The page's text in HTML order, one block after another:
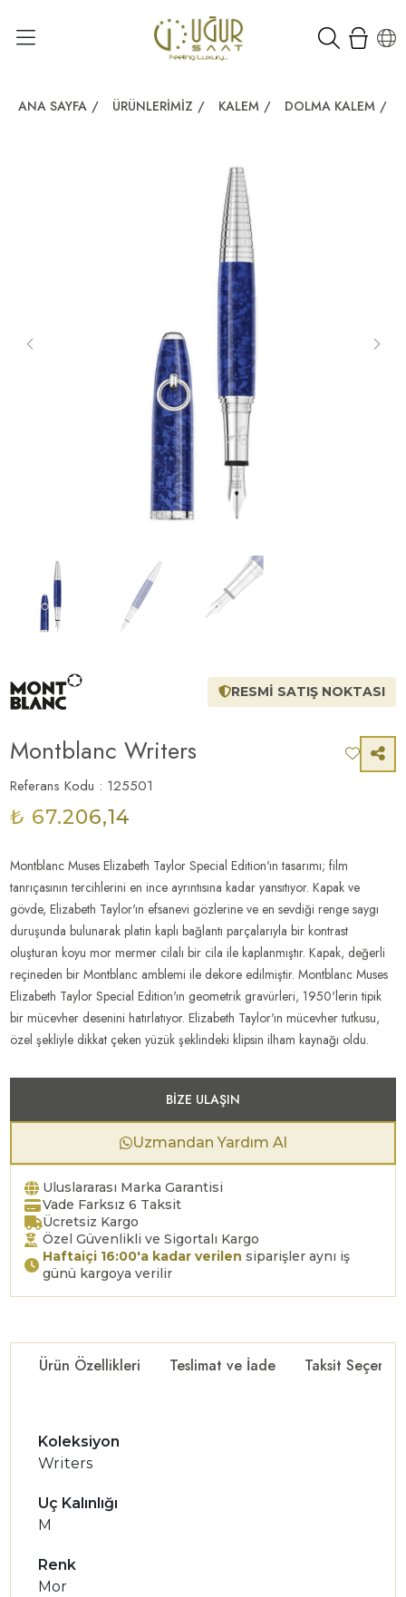
ANA SAYFA / ÜRÜNLERIMIZ / KALEM / DOLMA KALEM /
RESMİ SATIŞ NOKTASI
Montblanc Writers
Referans Kodu : 125501
₺ 67.206,14
Montblanc Muses Elizabeth Taylor Special Edition'ın tasarımı; film
tanrıçasının tercihlerini en ince ayrıntısına kadar yansıtıyor. Kapak ve
gövde, Elizabeth Taylor'ın efsanevi gözlerine ve en sevdiği renge saygı
duruşunda bulunarak platin kaplı bağlantı parçalarıyla bir kontrast
oluşturan koyu mor mermer cilalı bir cila ile kaplanmıştır. Kapak, değerli
reçineden bir Montblanc amblemi ile dekore edilmiştir. Montblanc Muses
Elizabeth Taylor Special Edition'ın geometrik gravürleri, 1950'lerin tipik
bir mücevher desenini hatırlatıyor. Elizabeth Taylor'ın mücevher tutkusu,
özel şekliyle dikkat çeken yüzük şeklindeki klipsin ilham kaynağı oldu.
BIZE ULAŞIN
Uzmandan Yardım Al
Uluslararası Marka Garantisi
Vade Farksız 6 Taksit
Ücretsiz Kargo
Özel Güvenlikli ve Sigortalı Kargo
Haftaiçi 16:00'a kadar verilen siparişler aynı iş
günü kargoya verilir
Ürün Özellikleri Teslimat ve İade Taksit
Koleksiyon
Writers
Uç Kalınlığı
M
Renk
Mor